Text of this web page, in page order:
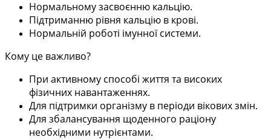
Нормальному засвоєнню кальцію.
Підтриманню рівня кальцію в крові.
Нормальній роботі імунної системи.
Кому це важливо?
При активному способі життя та високих
фізичних навантаженнях.
Для підтримки організму в періоди вікових змін.
Для збалансування щоденного раціону
необхідними нутрієнтами.